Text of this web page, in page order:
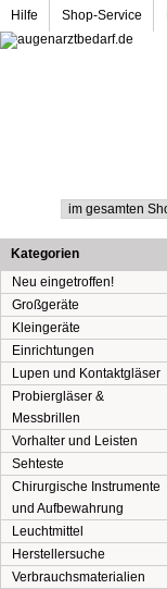
Hilfe Shop-Service
Kategorien
Neu eingetroffen!
Großgeräte
Kleingeräte
Einrichtungen
Lupen und Kontaktgläser
Probiergläser &
Messbrillen
Vorhalter und Leisten
Sehteste
Chirurgische Instrumente
und Aufbewahrung
Leuchtmittel
Herstellersuche
Verbrauchsmaterialien